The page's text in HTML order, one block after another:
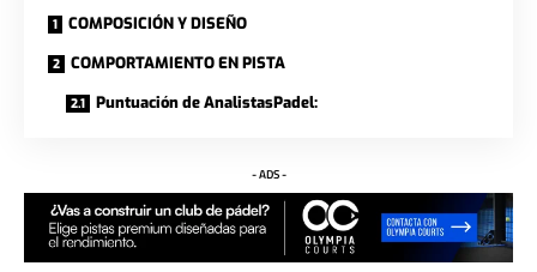
COMPOSICIÓN Y DISEÑO
COMPORTAMIENTO EN PISTA
Puntuación de AnalistasPadel:
- ADS -